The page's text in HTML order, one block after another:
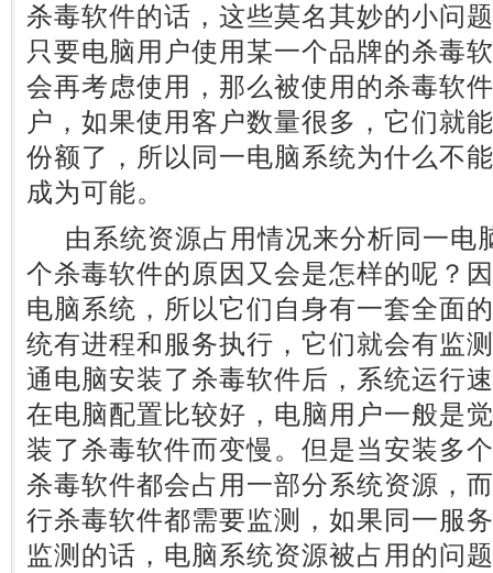
杀毒软件的话，这些莫名其妙的小问
只要电脑用户使用某一个品牌的杀毒
会再考虑使用，那么被使用的杀毒软
户，如果使用客户数量很多，它们就
份额了，所以同一电脑系统为什么不
成为可能。
由系统资源占用情况来分析同一电
个杀毒软件的原因又会是怎样的呢？
电脑系统，所以它们自身有一套全面
统有进程和服务执行，它们就会有监
通电脑安装了杀毒软件后，系统运行
在电脑配置比较好，电脑用户一般是
装了杀毒软件而变慢。但是当安装多
杀毒软件都会占用一部分系统资源，
行杀毒软件都需要监测，如果同一服
监测的话，电脑系统资源被占用的问